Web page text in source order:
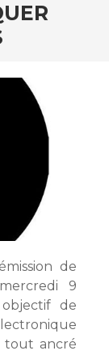
de
9
de
tout ancré